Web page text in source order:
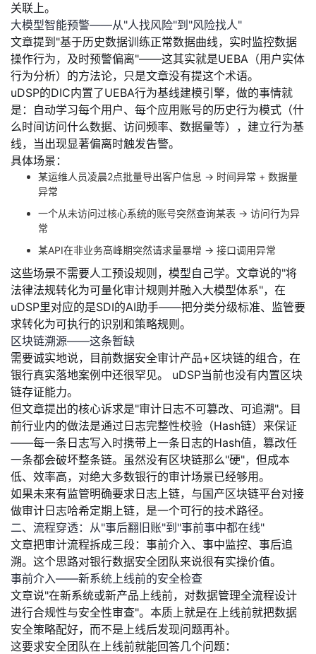
关联上。
大模型智能预警——从"人找风险"到"风险找人"
文章提到"基于历史数据训练正常数据曲线，实时监控数据
操作行为，及时预警偏离"——这其实就是UEBA（用户实体
行为分析）的方法论，只是文章没有提这个术语。
uDSP的DIC内置了UEBA行为基线建模引擎，做的事情就
是：自动学习每个用户、每个应用账号的历史行为模式（什
么时间访问什么数据、访问频率、数据量等），建立行为基
线，当出现显著偏离时触发告警。
具体场景：
某运维人员凌晨2点批量导出客户信息 → 时间异常 + 数据量
异常
一个从未访问过核心系统的账号突然查询某表 → 访问行为异
常
某API在非业务高峰期突然请求量暴增 → 接口调用异常
这些场景不需要人工预设规则，模型自己学。文章说的"将
法律法规转化为可量化审计规则并融入大模型体系"，在
uDSP里对应的是SDI的AI助手——把分类分级标准、监管要
求转化为可执行的识别和策略规则。
区块链溯源——这条暂缺
需要诚实地说，
目前数据安全审计产品+区块链的组合，在
银行真实落地案例中还很罕见。
uDSP当前也没有内置区块
链存证能力。
但文章提出的核心诉求是"审计日志不可篡改、可追溯"。目
前行业内的做法是通过日志完整性校验（Hash链）来保证
——每一条日志写入时携带上一条日志的Hash值，篡改任
一条都会破坏整条链。虽然没有区块链那么"硬"，但成本
低、效率高，对绝大多数银行的审计场景已经够用。
如果未来有监管明确要求日志上链，与国产区块链平台对接
做审计日志哈希定期上链，是一个可行的技术路径。
二、流程穿透：从"事后翻旧账"到"事前事中都在线"
文章把审计流程拆成三段：事前介入、事中监控、事后追
溯。这个思路对银行数据安全团队来说很有实操价值。
事前介入——新系统上线前的安全检查
文章说"在新系统或新产品上线前，对数据管理全流程设计
进行合规性与安全性审查"。本质上就是在上线前就把数据
安全策略配好，而不是上线后发现问题再补。
这要求安全团队在上线前就能回答几个问题：